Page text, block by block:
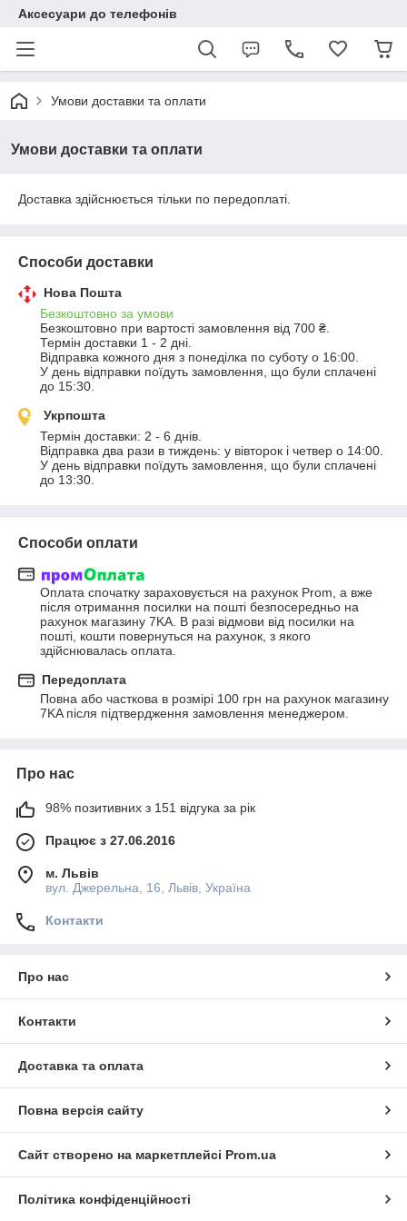
Аксесуари до телефонів
Умови доставки та оплати
Умови доставки та оплати
Доставка здійснюється тільки по передоплаті.
Способи доставки
Нова Пошта
Безкоштовно за умови
Безкоштовно при вартості замовлення від 700 ₴.
Термін доставки 1 - 2 дні.
Відправка кожного дня з понеділка по суботу о 16:00.
У день відправки поїдуть замовлення, що були сплачені
до 15:30.
Укрпошта
Термін доставки: 2 - 6 днів.
Відправка два рази в тиждень: у вівторок і четвер о 14:00.
У день відправки поїдуть замовлення, що були сплачені
до 13:30.
Способи оплати
Оплата спочатку зараховується на рахунок Prom, а вже
після отримання посилки на пошті безпосередньо на
рахунок магазину 7KA. В разі відмови від посилки на
пошті, кошти повернуться на рахунок, з якого
здійснювалась оплата.
Передоплата
Повна або часткова в розмірі 100 грн на рахунок магазину
7KA після підтвердження замовлення менеджером.
Про нас
98% позитивних з 151 відгука за рік
Працює з 27.06.2016
м. Львів
вул. Джерельна, 16, Львів, Україна
Контакти
Про нас
Контакти
Доставка та оплата
Повна версія сайту
Сайт створено на маркетплейсі Prom.ua
Політика конфіденційності